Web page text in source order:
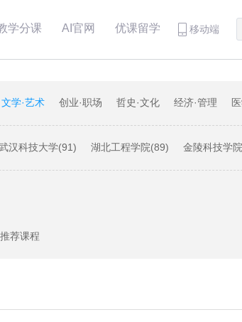
学分课 AI官网 优课留学 移动端
文学·艺术 创业·职场 哲史·文化 经济·管理
汉科技大学(91) 湖北工程学院(89) 金陵科技学
荐课程